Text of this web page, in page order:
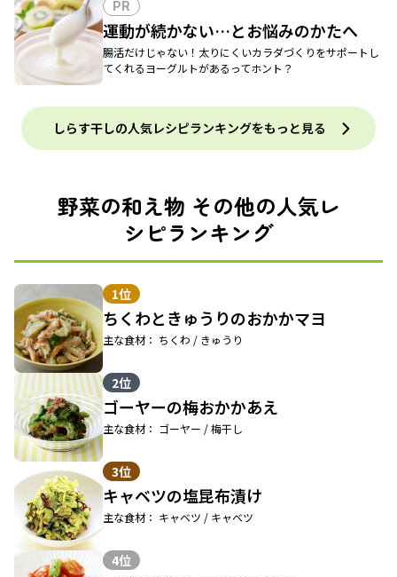
PR
運動が続かない…とお悩みのかたへ
腸活だけじゃない！太りにくいカラダづくりをサポートし
てくれるヨーグルトがあるってホント？
しらす干しの人気レシピランキングをもっと見る
野菜の和え物 その他の人気レ
シピランキング
1位
ちくわときゅうりのおかかマヨ
主な食材： ちくわ / きゅうり
2位
ゴーヤーの梅おかかあえ
主な食材： ゴーヤー / 梅干し
3位
キャベツの塩昆布漬け
主な食材： キャベツ / キャベツ
4位